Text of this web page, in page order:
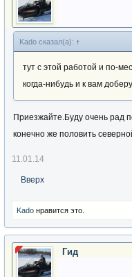
Kado сказал(а): ↑
тут с этой работой и по-
когда-нибудь и к вам
Приезжайте.Буду очень рад
конечно же половить
11.01.14
Вверх
Kado нравится это.
Гид